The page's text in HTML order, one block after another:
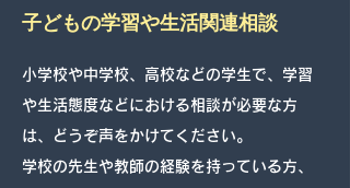
子どもの学習や生活関連相談
小学校や中学校、高校などの学生で、学習
や生活態度などにおける相談が必要な方
は、どうぞ声をかけてください。
学校の先生や教師の経験を持っている方、